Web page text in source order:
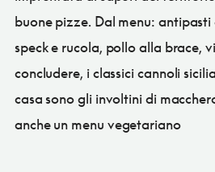
buone pizze. Dal menu:
speck e rucola, pollo alla brace,
concludere, i classici cannoli
casa sono gli involtini di
anche un menu vegetariano